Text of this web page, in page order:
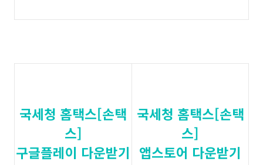
국세청 홈택스[손택
스]
구글플레이 다운받기
국세청 홈택스[손택
스]
앱스토어 다운받기